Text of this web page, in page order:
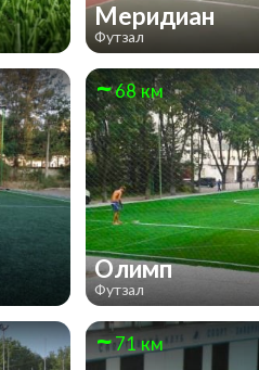
Меридиан
Футзал
68 км
Олимп
Футзал
71 км